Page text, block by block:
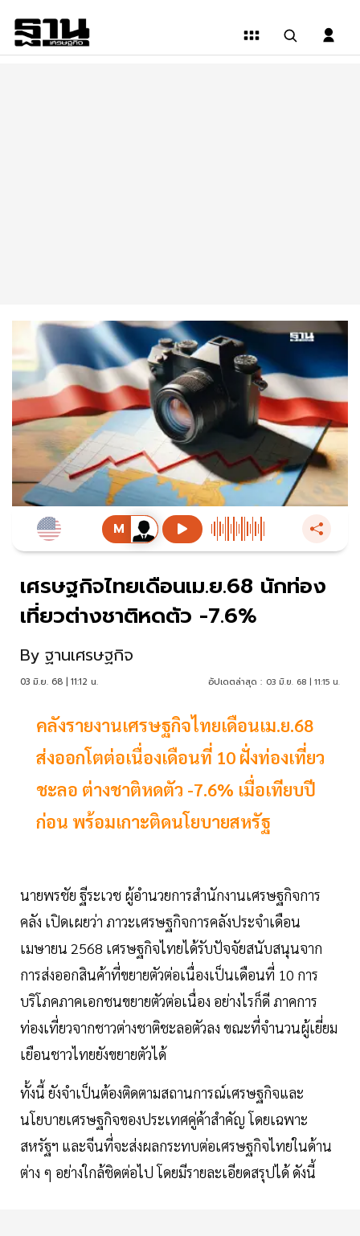
เศรษฐกิจไทยเดือนเม.ย.68 นักท่อง
เที่ยวต่างชาติหดตัว -7.6%
By ฐานเศรษฐกิจ
03 มิ.ย. 68 | 11:12 น. อัปเดตล่าสุด : 03 มิ.ย. 68 | 11:15 น.
คลังรายงานเศรษฐกิจไทยเดือนเม.ย.68
ส่งออกโตต่อเนื่องเดือนที่ 10 ฝั่งท่องเที่ยว
ชะลอ ต่างชาติหดตัว -7.6% เมื่อเทียบปี
ก่อน พร้อมเกาะติดนโยบายสหรัฐ
นายพรชัย ฐีระเวช ผู้อำนวยการสำนักงานเศรษฐกิจการ
คลัง เปิดเผยว่า ภาวะเศรษฐกิจการคลังประจำเดือน
เมษายน 2568 เศรษฐกิจไทยได้รับปัจจัยสนับสนุนจาก
การส่งออกสินค้าที่ขยายตัวต่อเนื่องเป็นเดือนที่ 10 การ
บริโภคภาคเอกชนขยายตัวต่อเนื่อง อย่างไรก็ดี ภาคการ
ท่องเที่ยวจากชาวต่างชาติชะลอตัวลง ขณะที่จำนวนผู้เยี่ยม
เยือนชาวไทยยังขยายตัวได้
ทั้งนี้ ยังจำเป็นต้องติดตามสถานการณ์เศรษฐกิจและ
นโยบายเศรษฐกิจของประเทศคู่ค้าสำคัญ โดยเฉพาะ
สหรัฐฯ และจีนที่จะส่งผลกระทบต่อเศรษฐกิจไทยในด้าน
ต่าง ๆ อย่างใกล้ชิดต่อไป โดยมีรายละเอียดสรุปได้ ดังนี้